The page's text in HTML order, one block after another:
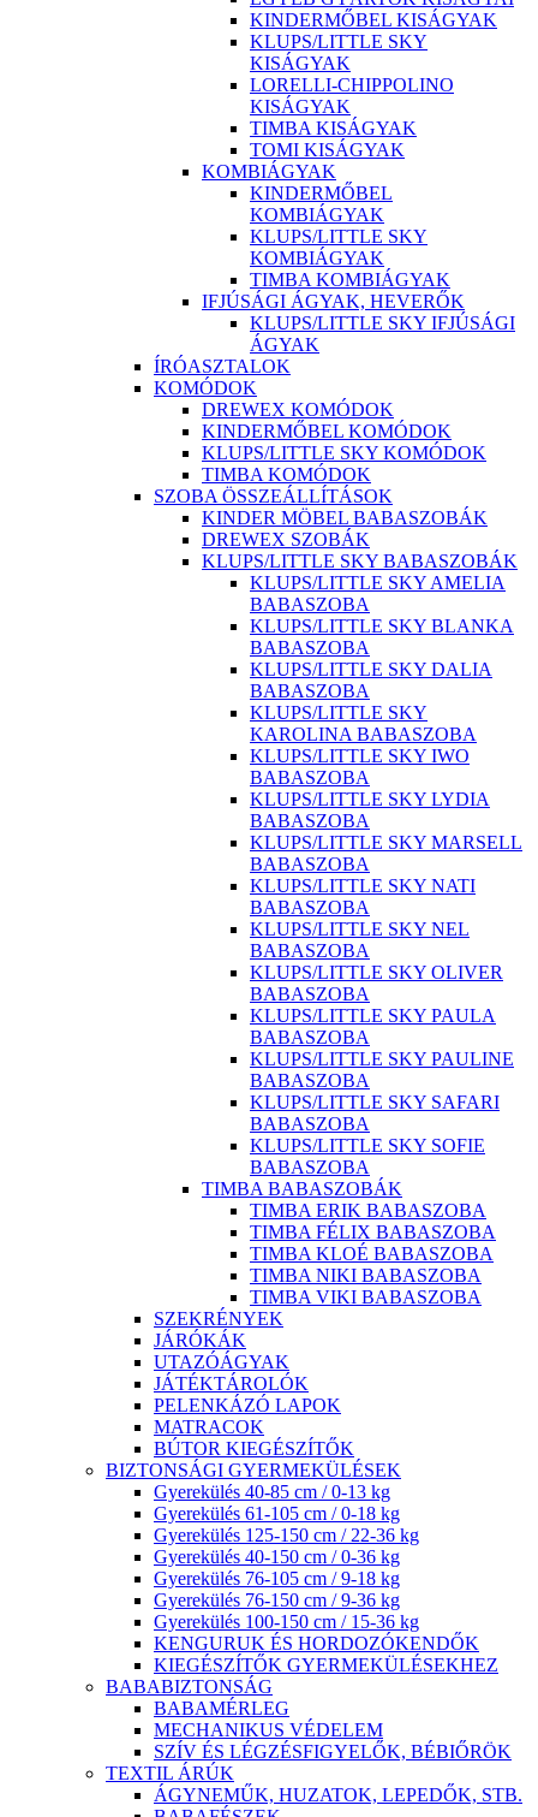
KINDERMŐBEL KISÁGYAK
KLUPS/LITTLE SKY
KISÁGYAK
LORELLI-CHIPPOLINO
KISÁGYAK
TIMBA KISÁGYAK
TOMI KISÁGYAK
KOMBIÁGYAK
KINDERMŐBEL
KOMBIÁGYAK
KLUPS/LITTLE SKY
KOMBIÁGYAK
TIMBA KOMBIÁGYAK
IFJÚSÁGI ÁGYAK, HEVERŐK
KLUPS/LITTLE SKY IFJÚSÁGI
ÁGYAK
ÍRÓASZTALOK
KOMÓDOK
DREWEX KOMÓDOK
KINDERMŐBEL KOMÓDOK
KLUPS/LITTLE SKY KOMÓDOK
TIMBA KOMÓDOK
SZOBA ÖSSZEÁLLÍTÁSOK
KINDER MÖBEL BABASZOBÁK
DREWEX SZOBÁK
KLUPS/LITTLE SKY BABASZOBÁK
KLUPS/LITTLE SKY AMELIA
BABASZOBA
KLUPS/LITTLE SKY BLANKA
BABASZOBA
KLUPS/LITTLE SKY DALIA
BABASZOBA
KLUPS/LITTLE SKY
KAROLINA BABASZOBA
KLUPS/LITTLE SKY IWO
BABASZOBA
KLUPS/LITTLE SKY LYDIA
BABASZOBA
KLUPS/LITTLE SKY MARSELL
BABASZOBA
KLUPS/LITTLE SKY NATI
BABASZOBA
KLUPS/LITTLE SKY NEL
BABASZOBA
KLUPS/LITTLE SKY OLIVER
BABASZOBA
KLUPS/LITTLE SKY PAULA
BABASZOBA
KLUPS/LITTLE SKY PAULINE
BABASZOBA
KLUPS/LITTLE SKY SAFARI
BABASZOBA
KLUPS/LITTLE SKY SOFIE
BABASZOBA
TIMBA BABASZOBÁK
TIMBA ERIK BABASZOBA
TIMBA FÉLIX BABASZOBA
TIMBA KLOÉ BABASZOBA
TIMBA NIKI BABASZOBA
TIMBA VIKI BABASZOBA
SZEKRÉNYEK
JÁRÓKÁK
UTAZÓÁGYAK
JÁTÉKTÁROLÓK
PELENKÁZÓ LAPOK
MATRACOK
BÚTOR KIEGÉSZÍTŐK
BIZTONSÁGI GYERMEKÜLÉSEK
Gyerekülés 40-85 cm / 0-13 kg
Gyerekülés 61-105 cm / 0-18 kg
Gyerekülés 125-150 cm / 22-36 kg
Gyerekülés 40-150 cm / 0-36 kg
Gyerekülés 76-105 cm / 9-18 kg
Gyerekülés 76-150 cm / 9-36 kg
Gyerekülés 100-150 cm / 15-36 kg
KENGURUK ÉS HORDOZÓKENDŐK
KIEGÉSZÍTŐK GYERMEKÜLÉSEKHEZ
BABABIZTONSÁG
BABAMÉRLEG
MECHANIKUS VÉDELEM
SZÍV ÉS LÉGZÉSFIGYELŐK, BÉBIŐRÖK
TEXTIL ÁRÚK
ÁGYNEMŰK, HUZATOK, LEPEDŐK, STB.